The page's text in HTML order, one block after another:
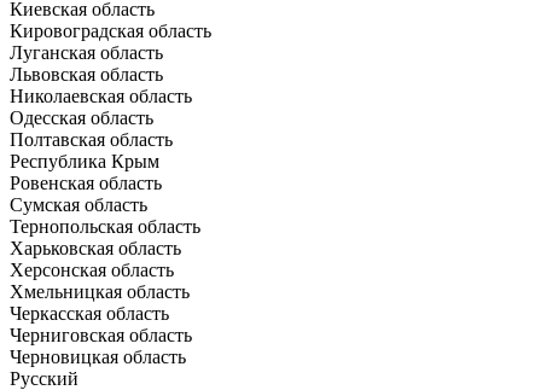
Киевская область
Кировоградская область
Луганская область
Львовская область
Николаевская область
Одесская область
Полтавская область
Республика Крым
Ровенская область
Сумская область
Тернопольская область
Харьковская область
Херсонская область
Хмельницкая область
Черкасская область
Черниговская область
Черновицкая область
Русский